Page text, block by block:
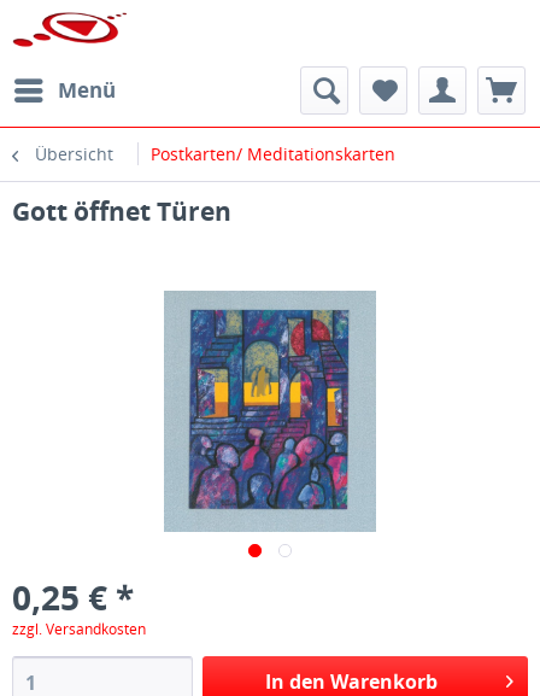
Menü
Übersicht Postkarten/ Meditationskarten
Gott öffnet Türen
0,25 € *
zzgl. Versandkosten
In den Warenkorb